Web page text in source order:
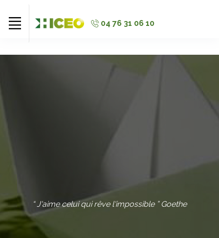
04 76 31 06 10
“ J'aime celui qui rêve l'impossible ” Goethe